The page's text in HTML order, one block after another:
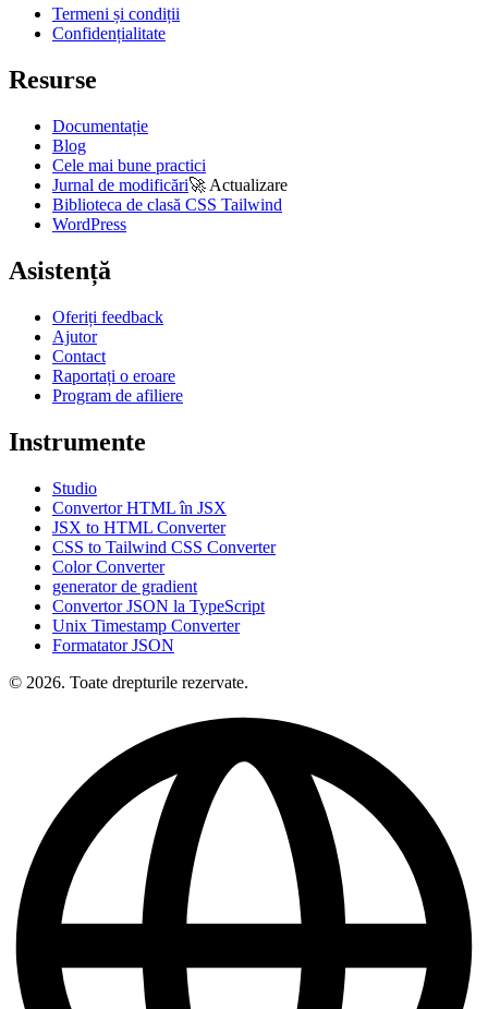
Termeni și condiții
Confidențialitate
Resurse
Documentație
Blog
Cele mai bune practici
Jurnal de modificări🚀 Actualizare
Biblioteca de clasă CSS Tailwind
WordPress
Asistență
Oferiți feedback
Ajutor
Contact
Raportați o eroare
Program de afiliere
Instrumente
Studio
Convertor HTML în JSX
JSX to HTML Converter
CSS to Tailwind CSS Converter
Color Converter
generator de gradient
Convertor JSON la TypeScript
Unix Timestamp Converter
Formatator JSON
© 2026. Toate drepturile rezervate.